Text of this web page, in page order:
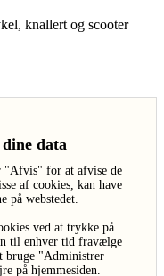
knallert og scooter
data
"Afvis" for at afvise de
af cookies, kan have
på webstedet.
ved at trykke på
til enhver tid fravælge
bruge "Administrer
på hjemmesiden.